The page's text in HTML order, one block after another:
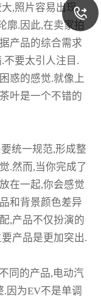
,照片容易出现,
廓.因此,在卖家拍
产品的综合需求
不要太引人注目.
惑的感觉.就像上
叶是一个不错的
统一规范,形成整
.然而,当你完成了
在一起,你会感觉
和背景颜色差异
,产品不仅扮演的
产品是更加突出.
同的产品,电动汽
因为EV不是单调